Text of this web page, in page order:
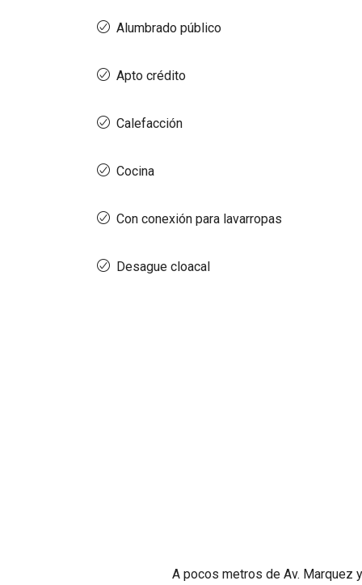
Alumbrado público
Apto crédito
Calefacción
Cocina
Con conexión para lavarropas
Desague cloacal
A pocos metros de Av. Marquez